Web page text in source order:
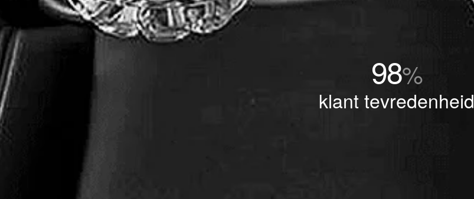
98%
klant tevredenheid